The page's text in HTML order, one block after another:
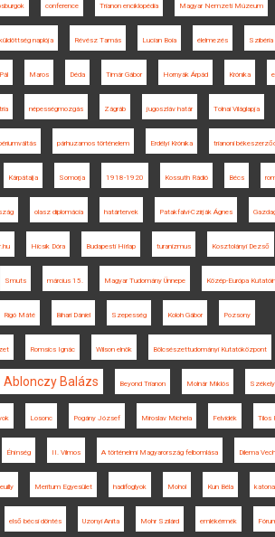
conference Trianon enciklopédia Magyar Nemzeti Múzeum
naplója Révész Tamás Lucian Boia élelmezés Szibéria
Maros Déda Timár Gábor Hornyák Árpád Krónika
népességmozgás Zágráb jugoszláv határ Tolnai Világlapja
párhuzamos történelem Erdélyi Krónika trianoni
Kárpátalja Somorja 1918-1920 Kossuth Rádió Bécs
olasz diplomácia határtervek Patakfalvi-Czirják Ágnes
Hicsik Dóra Budapesti Hírlap turanizmus Kosztolányi Dezső
Smuts március 15. Magyar Tudomány Ünnepe Közép-Európa
Rigó Máté Bihari Dániel Szepesség Koloh Gábor Pozsony
Romsics Ignác Wilson elnök Bölcsészettudományi Kutatóközpont
Ablonczy Balázs Beyond Trianon Molnár Miklós
Losonc Pogány József Miroslav Michela Felvidék Tilos
Éhínség II. Vilmos A történelmi Magyarország felbomlása Dilema
Meritum Egyesület hadifoglyok Mohol Kun Béla
első bécsi döntés Uzonyi Anita Mohr Szilárd emlékérmék